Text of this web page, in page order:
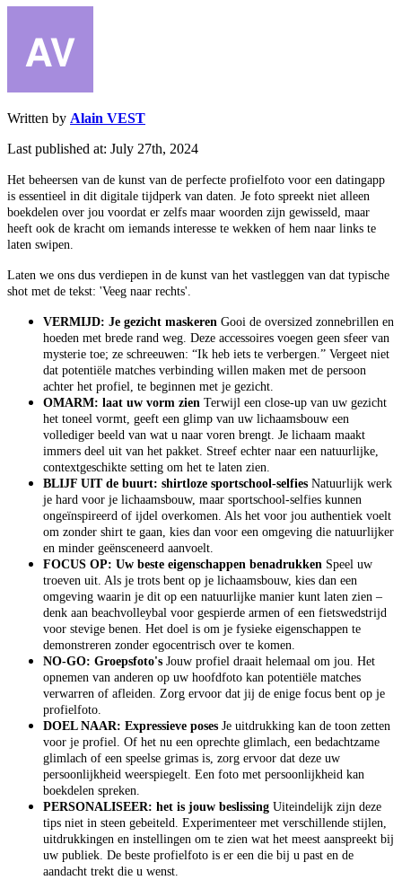
Written by Alain VEST
Last published at: July 27th, 2024
Het beheersen van de kunst van de perfecte profielfoto voor een datingapp
is essentieel in dit digitale tijdperk van daten. Je foto spreekt niet alleen
boekdelen over jou voordat er zelfs maar woorden zijn gewisseld, maar
heeft ook de kracht om iemands interesse te wekken of hem naar links te
laten swipen.
Laten we ons dus verdiepen in de kunst van het vastleggen van dat typische
shot met de tekst: 'Veeg naar rechts'.
VERMIJD: Je gezicht maskeren Gooi de oversized zonnebrillen en
hoeden met brede rand weg. Deze accessoires voegen geen sfeer van
mysterie toe; ze schreeuwen: “Ik heb iets te verbergen.” Vergeet niet
dat potentiële matches verbinding willen maken met de persoon
achter het profiel, te beginnen met je gezicht.
OMARM: laat uw vorm zien Terwijl een close-up van uw gezicht
het toneel vormt, geeft een glimp van uw lichaamsbouw een
vollediger beeld van wat u naar voren brengt. Je lichaam maakt
immers deel uit van het pakket. Streef echter naar een natuurlijke,
contextgeschikte setting om het te laten zien.
BLIJF UIT de buurt: shirtloze sportschool-selfies Natuurlijk werk
je hard voor je lichaamsbouw, maar sportschool-selfies kunnen
ongeïnspireerd of ijdel overkomen. Als het voor jou authentiek voelt
om zonder shirt te gaan, kies dan voor een omgeving die natuurlijker
en minder geënsceneerd aanvoelt.
FOCUS OP: Uw beste eigenschappen benadrukken Speel uw
troeven uit. Als je trots bent op je lichaamsbouw, kies dan een
omgeving waarin je dit op een natuurlijke manier kunt laten zien –
denk aan beachvolleybal voor gespierde armen of een fietswedstrijd
voor stevige benen. Het doel is om je fysieke eigenschappen te
demonstreren zonder egocentrisch over te komen.
NO-GO: Groepsfoto's Jouw profiel draait helemaal om jou. Het
opnemen van anderen op uw hoofdfoto kan potentiële matches
verwarren of afleiden. Zorg ervoor dat jij de enige focus bent op je
profielfoto.
DOEL NAAR: Expressieve poses Je uitdrukking kan de toon zetten
voor je profiel. Of het nu een oprechte glimlach, een bedachtzame
glimlach of een speelse grimas is, zorg ervoor dat deze uw
persoonlijkheid weerspiegelt. Een foto met persoonlijkheid kan
boekdelen spreken.
PERSONALISEER: het is jouw beslissing Uiteindelijk zijn deze
tips niet in steen gebeiteld. Experimenteer met verschillende stijlen,
uitdrukkingen en instellingen om te zien wat het meest aanspreekt bij
uw publiek. De beste profielfoto is er een die bij u past en de
aandacht trekt die u wenst.